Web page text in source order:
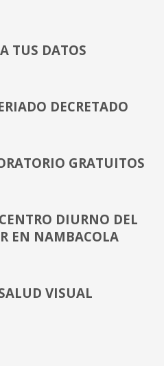
TUS DATOS
DECRETADO
GRATUITOS
DIURNO DEL
EN NAMBACOLA
VISUAL